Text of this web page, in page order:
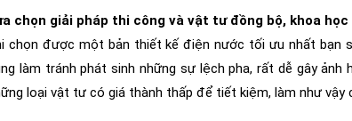
chọn giải pháp thi công và vật tư đồng bộ, khoa học
chọn được một bản thiết kế điện nước tối ưu nhất bạn
làm tránh phát sinh những sự lệch pha, rất dễ gây
loại vật tư có giá thành thấp để tiết kiệm, làm như